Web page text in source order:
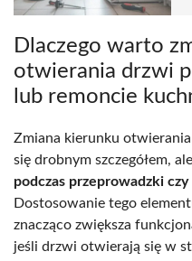
Dlaczego warto
otwierania drzwi
lub remoncie
Zmiana kierunku
się drobnym szczegółem,
podczas przeprowadzki
Dostosowanie tego
znacząco zwiększa
jeśli drzwi otwierają się w